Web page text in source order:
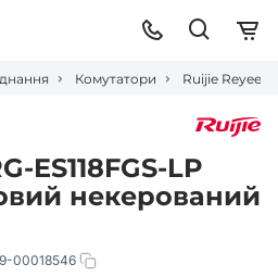
Комутатори Ruijie Reyee
ES118FGS-LP
некерований
00018546